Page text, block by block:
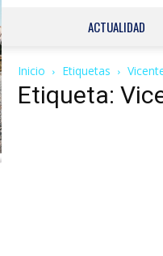
ACTUALIDAD
Inicio Etiquetas
Etiqueta: